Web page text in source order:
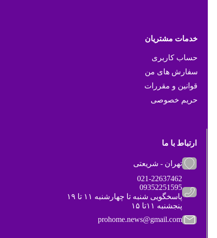
خدمات مشتریان
حساب کاربری
سفارش های من
قوانین و مقررات
حریم خصوصی
ارتباط با ما
تهران - شریعتی
021-22637462
09352251595
پاسخگویی شنبه تا چهارشنبه ۱۱ تا ۱۹
پنجشنبه ۱۱تا ۱۵
prohome.news@gmail.com